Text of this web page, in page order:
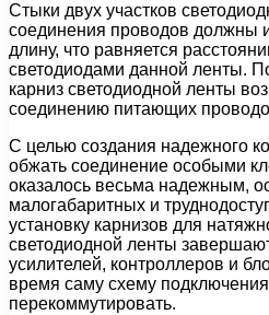
Стыки двух участков
соединения проводов должны
длину, что равняется
светодиодами данной ленты.
карниз светодиодной ленты
соединению питающих
С целью создания надежного
обжать соединение особыми
оказалось весьма надежным,
малогабаритных и
установку карнизов для
светодиодной ленты
усилителей, контроллеров и
время саму схему
перекоммутировать.